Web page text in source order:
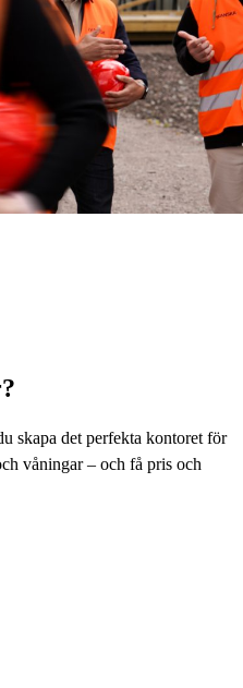
skapa det perfekta kontoret för
våningar – och få pris och